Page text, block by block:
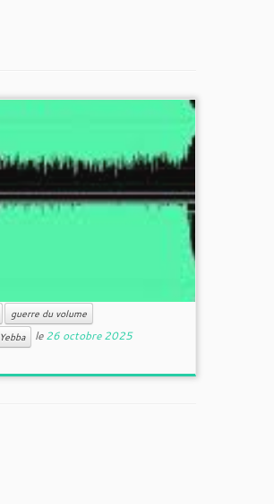
guerre du volume
Yebba le26 octobre 2025